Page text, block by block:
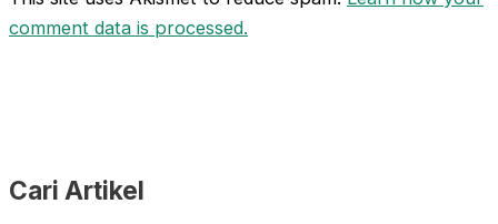
comment data is processed.
Cari Artikel